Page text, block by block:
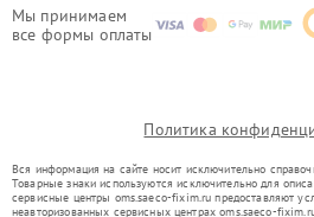
Мы принимаем
все формы оплаты
Политика
Вся информация на сайте носит исключительно
Товарные знаки используются исключительно для
сервисные центры oms.saeco-fixim.ru предоставляют
неавторизованных сервисных центрах oms.saeco-